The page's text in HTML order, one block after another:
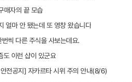
매자의 끝 모습
얼마 안 됐는데 또 영창 왔습니다
번씩 다른 주식을 사보는데요.
도 이런 샵이 있군요
전공지] 자카르타 시위 주의 안내(8/6)